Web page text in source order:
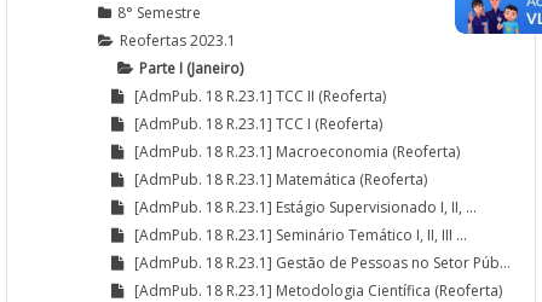
8° Semestre
Reofertas 2023.1
Parte I (Janeiro)
[AdmPub. 18 R.23.1] TCC II (Reoferta)
[AdmPub. 18 R.23.1] TCC I (Reoferta)
[AdmPub. 18 R.23.1] Macroeconomia (Reoferta)
[AdmPub. 18 R.23.1] Matemática (Reoferta)
[AdmPub. 18 R.23.1] Estágio Supervisionado I, II, ...
[AdmPub. 18 R.23.1] Seminário Temático I, II, III ...
[AdmPub. 18 R.23.1] Gestão de Pessoas no Setor Púb...
[AdmPub. 18 R.23.1] Metodologia Científica (Reoferta)